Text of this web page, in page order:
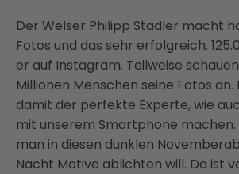
Der Welser Philipp Stadler macht
Fotos und das sehr erfolgreich.
er auf Instagram. Teilweise
Millionen Menschen seine Fotos an.
damit der perfekte Experte, wie
mit unserem Smartphone
man in diesen dunklen
Nacht Motive ablichten will. Da ist